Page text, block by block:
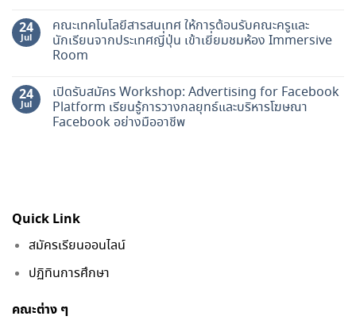
24
Jul
คณะเทคโนโลยีสารสนเทศ ให้การต้อนรับคณะครูและ
นักเรียนจากประเทศญี่ปุ่น เข้าเยี่ยมชมห้อง Immersive
Room
24
Jul
เปิดรับสมัคร Workshop: Advertising for Facebook
Platform เรียนรู้การวางกลยุทธ์และบริหารโฆษณา
Facebook อย่างมืออาชีพ
Quick Link
สมัครเรียนออนไลน์
ปฏิทินการศึกษา
คณะต่าง ๆ